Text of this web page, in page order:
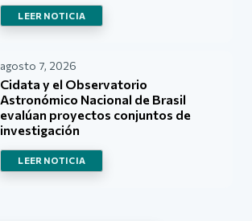
LEER NOTICIA
agosto 7, 2026
Cidata y el Observatorio
Astronómico Nacional de Brasil
evalúan proyectos conjuntos de
investigación
LEER NOTICIA